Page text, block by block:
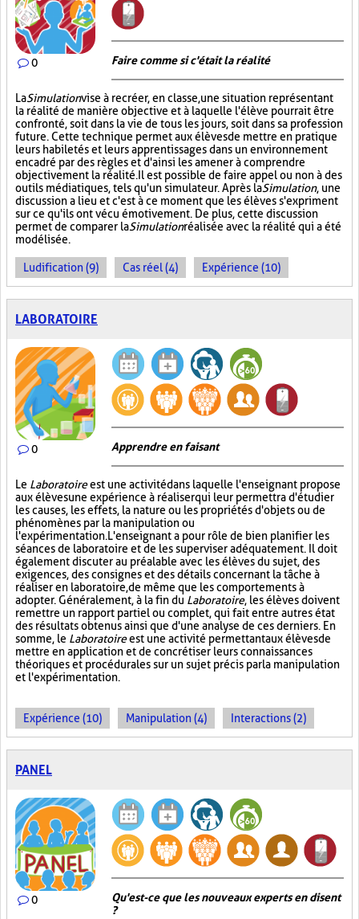
0 Faire comme si c'était la réalité
LaSimulationvise à recréer, en classe, une situation représentant
la réalité de manière objective et à laquelle l'élève pourrait être
confronté, soit dans la vie de tous les jours, soit dans sa profession
future. Cette technique permet aux élèves de mettre en pratique
leurs habiletés et leurs apprentissages dans un environnement
encadré par des règles et d'ainsi les amener à comprendre
objectivement la réalité. Il est possible de faire appel ou non à des
outils médiatiques, tels qu'un simulateur. Après laSimulation, une
discussion a lieu et c'est à ce moment que les élèves s'expriment
sur ce qu'ils ont vécu émotivement. De plus, cette discussion
permet de comparer laSimulationréalisée avec la réalité qui a été
modélisée.
Ludification (9) Cas réel (4) Expérience (10)
LABORATOIRE
0 Apprendre en faisant
Le Laboratoireest une activité dans laquelle l'enseignant propose
aux élèves une expérience à réaliser qui leur permettra d'étudier
les causes, les effets, la nature ou les propriétés d'objets ou de
phénomènes par la manipulation ou
l'expérimentation. L'enseignant a pour rôle de bien planifier les
séances de laboratoire et de les superviser adéquatement. Il doit
également discuter au préalable avec les élèves du sujet, des
exigences, des consignes et des détails concernant la tâche à
réaliser en laboratoire, de même que les comportements à
adopter. Généralement, à la fin du Laboratoire, les élèves doivent
remettre un rapport partiel ou complet, qui fait entre autres état
des résultats obtenus ainsi que d'une analyse de ces derniers. En
somme, le Laboratoireest une activité permettant aux élèves de
mettre en application et de concrétiser leurs connaissances
théoriques et procédurales sur un sujet précis par la manipulation
et l'expérimentation.
Expérience (10) Manipulation (4) Interactions (2)
PANEL
0
Qu'est-ce que les nouveaux experts en disent
?